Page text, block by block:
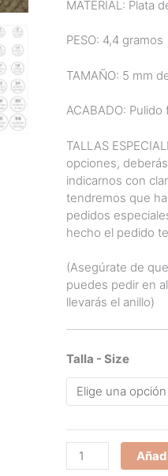
MATERIAL: Plata
PESO: 4,4 gramos
TAMAÑO: 5 mm
ACABADO:
TALLAS
opciones,
indicarnos con
tendremos que
pedidos
hecho el pedido
(Asegúrate de
puedes pedir en
llevarás el anillo)
Talla - Size
Anillo
de